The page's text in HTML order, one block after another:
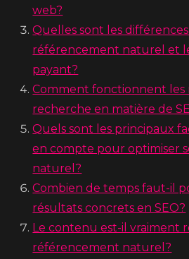
web?
Quelles sont les
référencement naturel et
payant?
Comment fonctionnent les
recherche en matière de
Quels sont les principaux
en compte pour optimiser
naturel?
Combien de temps faut-il
résultats concrets en SEO?
Le contenu est-il vraiment
référencement naturel?